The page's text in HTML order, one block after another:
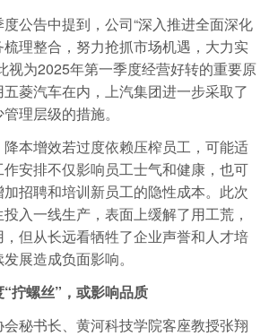
公告中提到，公司“深入推进全面深化
理整合，努力抢抓市场机遇，大力实
视为2025年第一季度经营好转的重要原
菱汽车在内，上汽集团进一步采取了
理层级的措施。
本增效若过度依赖压榨员工，可能适
安排不仅影响员工士气和健康，也可
招聘和培训新员工的隐性成本。此次
入一线生产，表面上缓解了用工荒，
但从长远看牺牲了企业声誉和人才培
展造成负面影响。
拧螺丝”，或影响品质
秘书长、黄河科技学院客座教授张翔